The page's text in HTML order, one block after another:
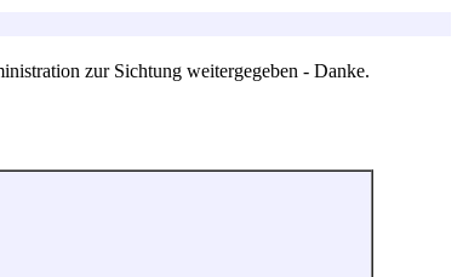
zur Sichtung weitergegeben - Danke.